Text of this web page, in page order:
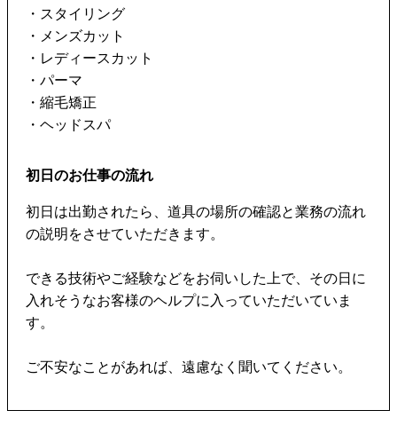
・スタイリング
・メンズカット
・レディースカット
・パーマ
・縮毛矯正
・ヘッドスパ
初日のお仕事の流れ
初日は出勤されたら、道具の場所の確認と業務の流れ
の説明をさせていただきます。
できる技術やご経験などをお伺いした上で、その日に
入れそうなお客様のヘルプに入っていただいていま
す。
ご不安なことがあれば、遠慮なく聞いてください。